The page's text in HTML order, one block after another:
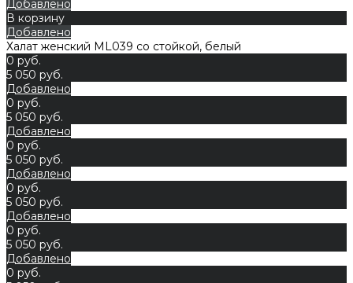
Добавлено
В корзину
Добавлено
Халат женский ML039 со стойкой, белый
0 руб.
5 050 руб.
Добавлено
0 руб.
5 050 руб.
Добавлено
0 руб.
5 050 руб.
Добавлено
0 руб.
5 050 руб.
Добавлено
0 руб.
5 050 руб.
Добавлено
0 руб.